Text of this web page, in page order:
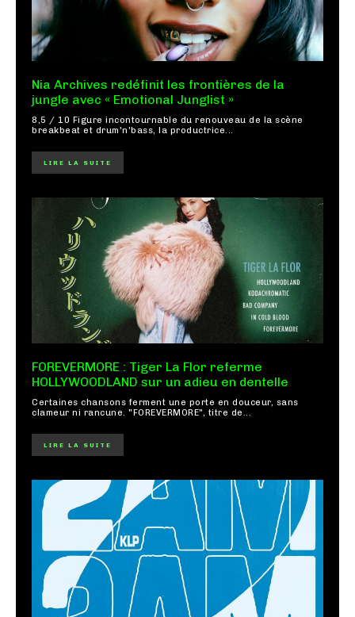
Nia Archives redéfinit les frontières de la
jungle avec « Emotional Junglist »
8,5 / 10 Figure incontournable du renouveau de la scène
breakbeat et drum'n'bass, la productrice...
LIRE LA SUITE
FOREVERMORE : Tiger La Flor referme
HOLLYWOODLAND sur un adieu en dentelle
Certaines chansons ferment une porte en douceur, sans
clameur ni rancune. "FOREVERMORE", titre de...
LIRE LA SUITE